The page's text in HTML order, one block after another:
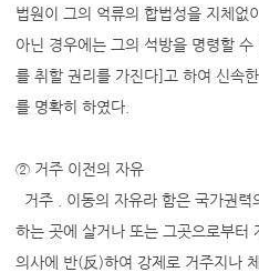
법원이 그의 억류의 합법성을 지체없
아닌 경우에는 그의 석방을 명령할
를 취할 권리를 가진다]고 하여 신속
를 명확히 하였다.
② 거주 이전의 자유
거주 . 이동의 자유라 함은 국가권
하는 곳에 살거나 또는 그곳으로부터
의사에 반(反)하여 강제로 거주지나